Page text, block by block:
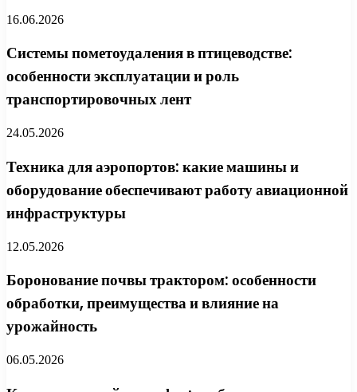
16.06.2026
Системы пометоудаления в птицеводстве:
особенности эксплуатации и роль
транспортировочных лент
24.05.2026
Техника для аэропортов: какие машины и
оборудование обеспечивают работу авиационной
инфраструктуры
12.05.2026
Боронование почвы трактором: особенности
обработки, преимущества и влияние на
урожайность
06.05.2026